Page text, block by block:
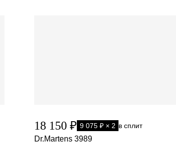
18 150 ₽ 9 075 ₽ × 2 в сплит
Dr.Martens 3989